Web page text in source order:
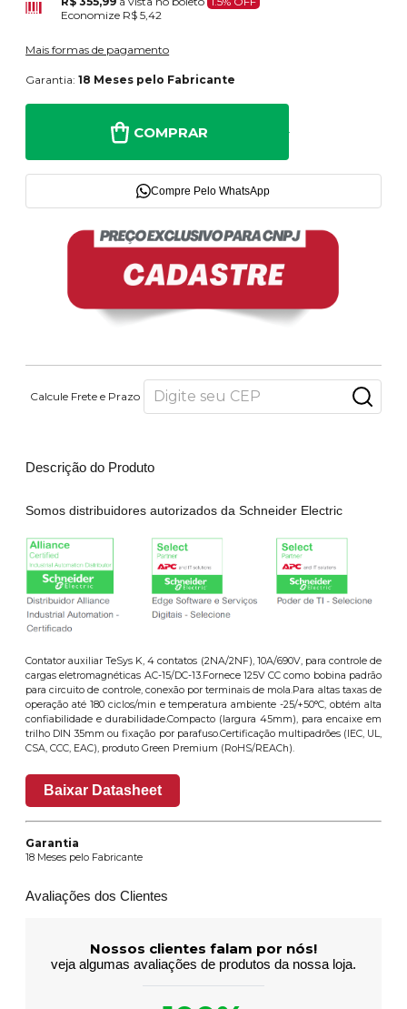
Economize R$ 5,42
Mais formas de pagamento
Garantia:18 Meses pelo Fabricante
COMPRAR
Compre Pelo WhatsApp
Calcule Frete e Prazo
Descrição do Produto
Somos distribuidores autorizados da Schneider Electric
Contator auxiliar TeSys K, 4 contatos (2NA/2NF), 10A/690V, para controle de
cargas eletromagnéticas AC-15/DC-13.Fornece 125V CC como bobina padrão
para circuito de controle, conexão por terminais de mola.Para altas taxas de
operação até 180 ciclos/min e temperatura ambiente -25/+50°C, obtém alta
confiabilidade e durabilidade.Compacto (largura 45mm), para encaixe em
trilho DIN 35mm ou fixação por parafuso.Certificação multipadrões (IEC, UL,
CSA, CCC, EAC), produto Green Premium (RoHS/REACh).
Baixar Datasheet
Garantia
18 Meses pelo Fabricante
Avaliações dos Clientes
Nossos clientes falam por nós!
veja algumas avaliações de produtos da nossa loja.